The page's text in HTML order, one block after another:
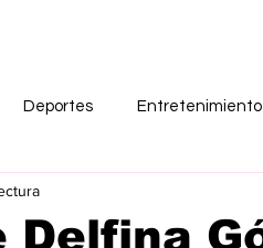
Deportes Entretenimiento
Delfina